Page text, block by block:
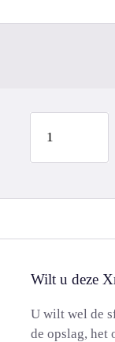
Wilt u deze
U wilt wel de
de opslag, het